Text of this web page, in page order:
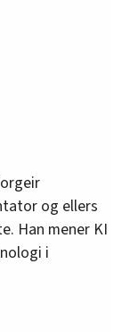
og ellers
Han mener KI
i